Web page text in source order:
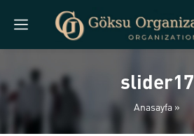
slider17
Anasayfa »